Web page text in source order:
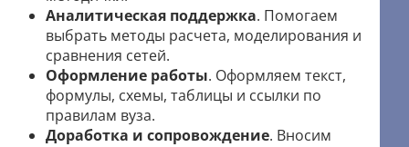
Аналитическая поддержка. Помогаем
выбрать методы расчета, моделирования и
сравнения сетей.
Оформление работы. Оформляем текст,
формулы, схемы, таблицы и ссылки по
правилам вуза.
Доработка и сопровождение. Вносим